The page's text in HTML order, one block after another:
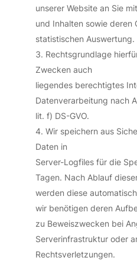
unserer Website an Sie
und Inhalten sowie deren
statistischen Auswertung.
Rechtsgrundlage
Zwecken auch
liegendes berechtigtes
Datenverarbeitung nach
lit. f) DS-GVO.
Wir speichern aus
Daten in
Server-Logfiles für die
Tagen. Nach Ablauf
werden diese
wir benötigen deren
zu Beweiszwecken bei
Serverinfrastruktur oder
Rechtsverletzungen.